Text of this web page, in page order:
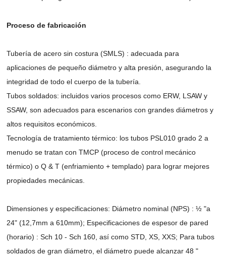
Proceso de fabricación
Tubería de acero sin costura (SMLS) : adecuada para
aplicaciones de pequeño diámetro y alta presión, asegurando la
integridad de todo el cuerpo de la tubería.
Tubos soldados: incluidos varios procesos como ERW, LSAW y
SSAW, son adecuados para escenarios con grandes diámetros y
altos requisitos económicos.
Tecnología de tratamiento térmico: los tubos PSL010 grado 2 a
menudo se tratan con TMCP (proceso de control mecánico
térmico) o Q & T (enfriamiento + templado) para lograr mejores
propiedades mecánicas.
Dimensiones y especificaciones: Diámetro nominal (NPS) : ½ "a
24" (12,7mm a 610mm); Especificaciones de espesor de pared
(horario) : Sch 10 - Sch 160, así como STD, XS, XXS; Para tubos
soldados de gran diámetro, el diámetro puede alcanzar 48 "